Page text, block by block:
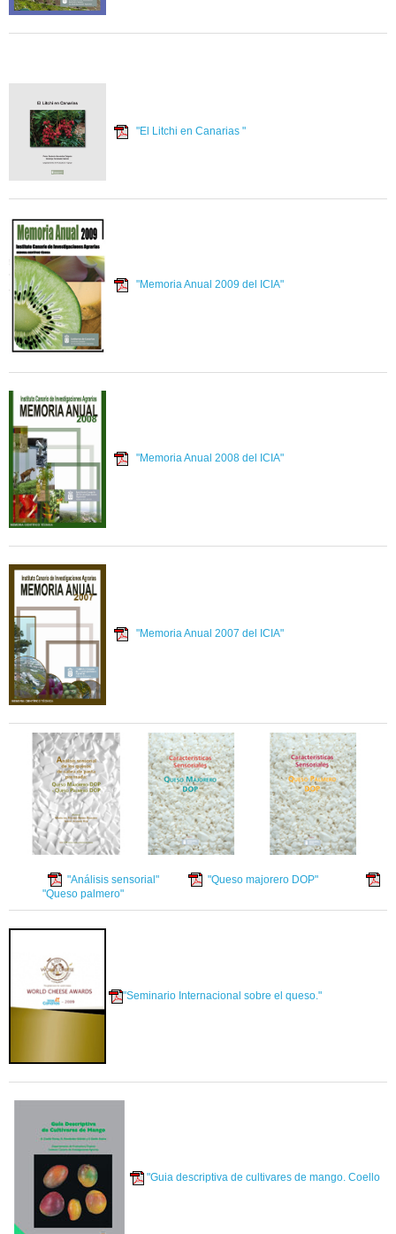
"El Litchi en Canarias "
"Memoria Anual 2009 del ICIA"
"Memoria Anual 2008 del ICIA"
"Memoria Anual 2007 del ICIA"
"Análisis sensorial"
"Queso majorero DOP"
"Queso palmero"
"Seminario Internacional sobre el queso."
"Guia descriptiva de cultivares de mango. Coello